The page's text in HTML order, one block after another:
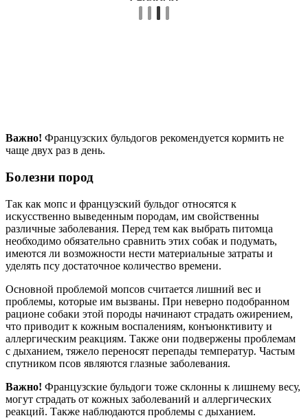
Важно! Французских бульдогов рекомендуется кормить не
чаще двух раз в день.
Болезни пород
Так как мопс и французский бульдог относятся к
искусственно выведенным породам, им свойственны
различные заболевания. Перед тем как выбрать питомца
необходимо обязательно сравнить этих собак и подумать,
имеются ли возможности нести материальные затраты и
уделять псу достаточное количество времени.
Основной проблемой мопсов считается лишний вес и
проблемы, которые им вызваны. При неверно подобранном
рационе собаки этой породы начинают страдать ожирением,
что приводит к кожным воспалениям, конъюнктивиту и
аллергическим реакциям. Также они подвержены проблемам
с дыханием, тяжело переносят перепады температур. Частым
спутником псов являются глазные заболевания.
Важно! Французские бульдоги тоже склонны к лишнему весу,
могут страдать от кожных заболеваний и аллергических
реакций. Также наблюдаются проблемы с дыханием.